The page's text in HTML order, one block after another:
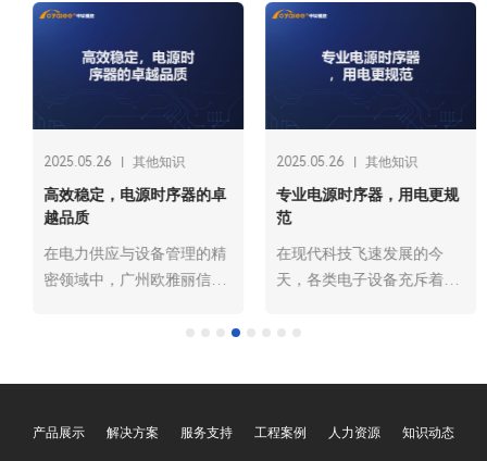
2025.05.26 其他知识
高效稳定，电源时序器的卓
越品质
在电力供应与设备管理的精
密领域中，广州欧雅丽信息
232，OY-232S，OY-318，
232W”宛如一位运筹帷幄的
2025.05.26 其他知识
专业电源时序器，用电更规
范
在现代科技飞速发展的今
天，各类电子设备充斥着我
再到数据中心的大量服务
离不开可靠的电力支持。然
产品展示 解决方案 服务支持 工程案例 人力资源 知识动态